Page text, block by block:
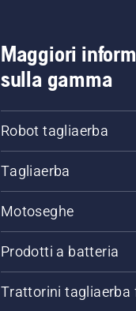
Maggiori
sulla gamma
Robot tagliaerba
Tagliaerba
Motoseghe
Prodotti a batteria
Trattorini tagliaerba